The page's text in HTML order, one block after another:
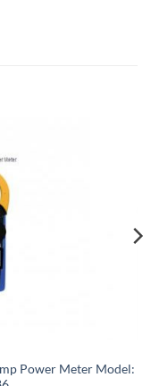
Power Meter Model: